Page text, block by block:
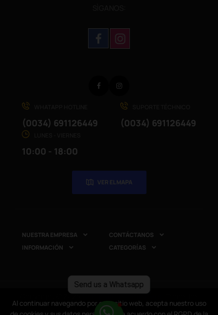
Send us a Whatsapp
Al continuar navegando por este sitio web, acepta nuestro uso
(0034) 691126449 (0034) 691126449
10:00 - 18:00
VER EL MAPA
Facebook
NUESTRA EMPRESA  CONTÁCTANOS 
INFORMACIÓN  CATEGORÍAS 
Al continuar navegando por este sitio web, acepta nuestro uso
Copyright © 2025CompuRed Computers
derechos reservados